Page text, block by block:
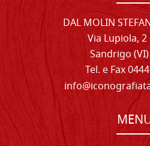
DAL MOLIN
Via Lupiola, 2
Sandrigo
Tel. e Fax